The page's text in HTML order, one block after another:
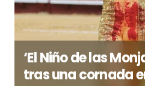
‘El Niño de las
tras una cornada